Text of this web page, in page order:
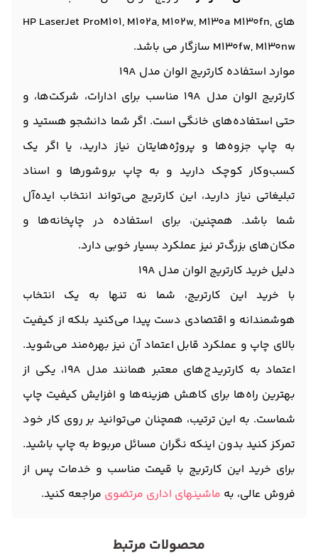
های HP LaserJet ProM101, M102a, M102w, M130a M130fn,
M130fw, M130nw سازگار می باشد.
موارد استفاده کارتریج الوان مدل 19A
کارتریج الوان مدل 19A مناسب برای ادارات، شرکت‌ها، و
حتی استفاده‌های خانگی است. اگر شما دانشجو هستید و
به چاپ جزوه‌ها و پروژه‌هایتان نیاز دارید، یا اگر یک
کسب‌وکار کوچک دارید و به چاپ بروشورها و اسناد
تبلیغاتی نیاز دارید، این کارتریج می‌تواند انتخاب ایده‌آل
شما باشد. همچنین، برای استفاده در چاپخانه‌ها و
مکان‌های بزرگ‌تر نیز عملکرد بسیار خوبی دارد.
دلیل خرید کارتریج الوان مدل 19A
با خرید این کارتریج، شما نه تنها به یک انتخاب
هوشمندانه و اقتصادی دست پیدا می‌کنید بلکه از کیفیت
بالای چاپ و عملکرد قابل اعتماد آن نیز بهره‌مند می‌شوید.
اعتماد به کارتریدج‌های معتبر همانند مدل 19A، یکی از
بهترین راه‌ها برای کاهش هزینه‌ها و افزایش کیفیت چاپ
شماست. به این ترتیب، همچنان می‌توانید بر روی کار خود
تمرکز کنید بدون اینکه نگران مسائل مربوط به چاپ باشید.
برای خرید این کارتریج با قیمت مناسب و خدمات پس از
فروش عالی، به ماشینهای اداری مرتضوی مراجعه کنید.
محصولات مرتبط